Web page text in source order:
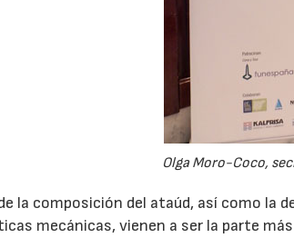
Olga Moro-Coco,
la composición del ataúd, así como la
mecánicas, vienen a ser la parte